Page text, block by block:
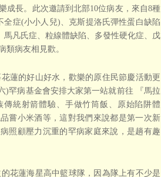
成長。此次邀請到北部10位病友，來自8種
全症(小小人兒)、克斯提洛氏彈性蛋白缺陷
馬凡氏症、粒線體缺陷、多發性硬化症、戊
類病友相見歡。
蓮的好山好水，歡樂的原住民節慶活動更
)罕病基金會安排大家第一站就前往 『馬拉
統射箭體驗、手做竹筒飯、原始陷阱體
嘗小米酒等，這對我們來說都是第一次新
照顧壓力沉重的罕病家庭來說，是趟有趣
花蓮海星高中籃球隊，因為隊上有不少是